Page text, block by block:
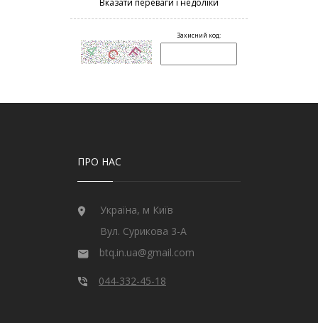
ПРО НАС
Україна, м Київ
Вул. Сурикова 3-А
btq.in.ua@gmail.com
044-332-45-18